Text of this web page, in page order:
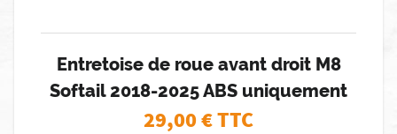
Entretoise de roue avant droit M8
Softail 2018-2025 ABS uniquement
29,00€ TTC